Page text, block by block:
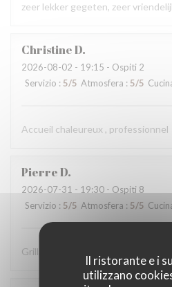
Il ristorante e i
utilizzano
zeer lekker gegeten, zeer
ChristineD
2026-08-02 - 19:15 - Ospiti 2
Servizio :5/5 Atmosfera :5/5
Accueil chaleureux , professionnel
PierreD
2026-07-31 - 19:30 - Ospiti 8
Servizio : 5/5 Atmosfera : 5/5
Grillades à recommander